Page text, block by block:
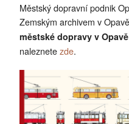
Městský dopravní podnik
Zemským archivem v
městské dopravy v
naleznetezde.